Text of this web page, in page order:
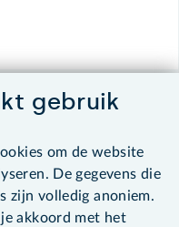
gebruik
om de website
De gegevens die
zijn volledig anoniem.
akkoord met het